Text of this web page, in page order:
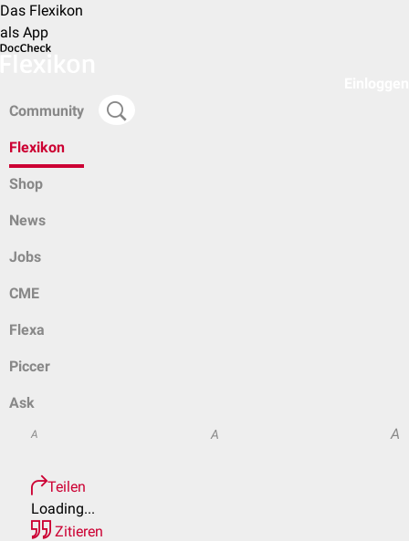
Das Flexikon
als App
Community
Flexikon
Shop
News
Jobs
CME
Flexa
Piccer
Ask
A A A
Teilen
Loading...
Zitieren